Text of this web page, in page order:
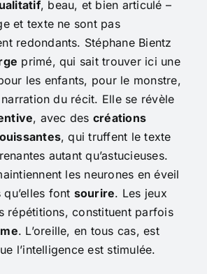
, beau, et bien articulé –
et texte ne sont pas
redondants. Stéphane Bientz
primé, qui sait trouver ici une
les enfants, pour le monstre,
du récit. Elle se révèle
, avec des créations
, qui truffent le texte
autant qu’astucieuses.
les neurones en éveil
font sourire. Les jeux
répétitions, constituent parfois
. L’oreille, en tous cas, est
l’intelligence est stimulée.